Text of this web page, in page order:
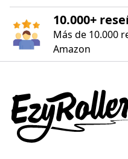
10.000+
Más de 10.000
Amazon